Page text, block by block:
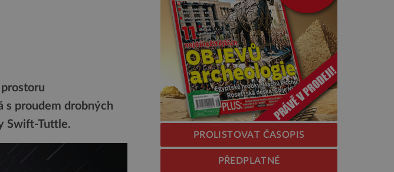
s proudem drobných
Swift-Tuttle.
PROLISTOVAT ČASOPIS
PŘEDPLATNÉ